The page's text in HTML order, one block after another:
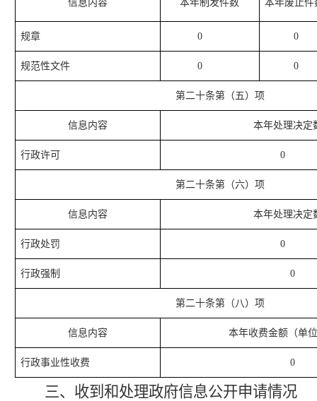
信息内容 本年制发件数 本年废止件
规章 0 0
规范性文件 0 0
第二十条第（五）项
信息内容 本年处理决定
行政许可 0
第二十条第（六）项
信息内容 本年处理决定
行政处罚 0
行政强制 0
第二十条第（八）项
信息内容 本年收费金额（单
行政事业性收费 0
三、收到和处理政府信息公开申请情况